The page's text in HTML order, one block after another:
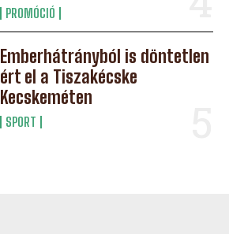
PROMÓCIÓ
Emberhátrányból is döntetlen
ért el a Tiszakécske
Kecskeméten
SPORT